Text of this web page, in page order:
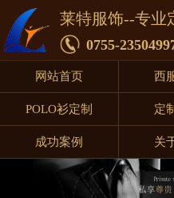
莱特服饰--专业
0755-
网站首页 西
POLO衫定制 定
成功案例 关